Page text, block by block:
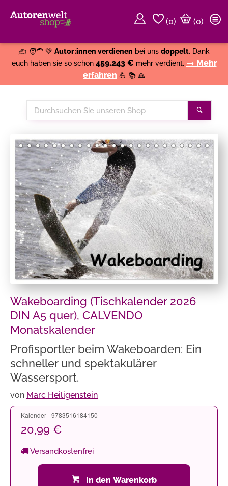
(0)
(0)
✍️ 🧑‍🦱 💚 Autor:innen verdienen bei uns doppelt. Dank
euch haben sie so schon 459.243 € mehr verdient. → Mehr
erfahren 💪 📚 🙏
Durchsuchen
Sie
Shop
Wakeboarding (Tischkalender 2026
DIN A5 quer), CALVENDO
Monatskalender
Profisportler beim Wakeboarden: Ein
schneller und spektakulärer
Wassersport.
von Marc Heiligenstein
Kalender - 9783516184150
20,99 €
Versandkostenfrei
In den Warenkorb